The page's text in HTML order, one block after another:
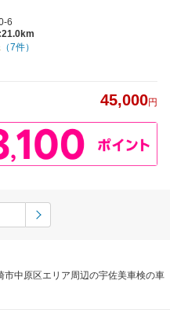
6
:21.0km
（7件）
45,000円
市中原区エリア周辺の宇佐美車検の車